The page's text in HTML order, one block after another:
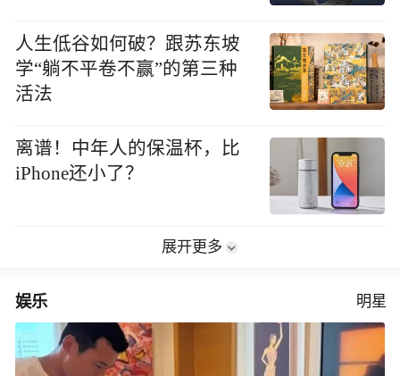
人生低谷如何破？跟苏东坡
学“躺不平卷不赢”的第三种
活法
离谱！中年人的保温杯，比
iPhone还小了？
展开更多
娱乐 明星